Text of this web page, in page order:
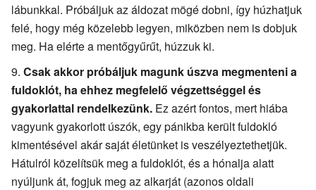
lábunkkal. Próbáljuk az áldozat mögé dobni, így húzhatjuk
felé, hogy még közelebb legyen, miközben nem is dobjuk
meg. Ha elérte a mentőgyűrűt, húzzuk ki.
Csak akkor próbáljuk magunk úszva megmenteni a
fuldoklót, ha ehhez megfelelő végzettséggel és
gyakorlattal rendelkezünk. Ez azért fontos, mert hiába
vagyunk gyakorlott úszók, egy pánikba került fuldokló
kimentésével akár saját életünket is veszélyeztethetjük.
Hátulról közelítsük meg a fuldoklót, és a hónalja alatt
nyúljunk át, fogjuk meg az alkarját (azonos oldali